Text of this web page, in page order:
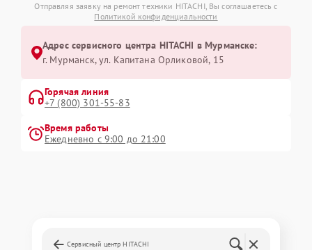
Отправляя заявку на ремонт техники HITACHI, Вы соглашаетесь с
Политикой конфиденциальности
Адрес сервисного центра HITACHI в Мурманске:
г. Мурманск, ул. Капитана Орликовой, 15
Горячая линия
+7 (800) 301-55-83
Время работы
Ежедневно с 9:00 до 21:00
Сервисный центр HITACHI